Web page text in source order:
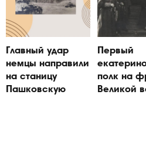
Главный удар
немцы направили
на станицу
Пашковскую
Первый
полк на
Великой